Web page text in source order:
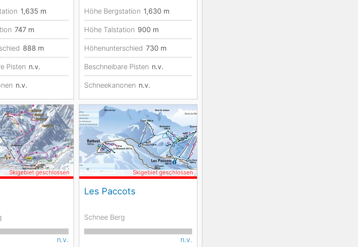
1,635 m
747 m
888 m
Pisten n.v.
n.v.
Höhe Bergstation 1,630 m
Höhe Talstation 900 m
Höhenunterschied 730 m
Beschneibare Pisten n.v.
Schneekanonen n.v.
Skigebiet geschlossen
n.v.
Les Paccots
Skigebiet geschlossen
Schnee Berg
n.v.